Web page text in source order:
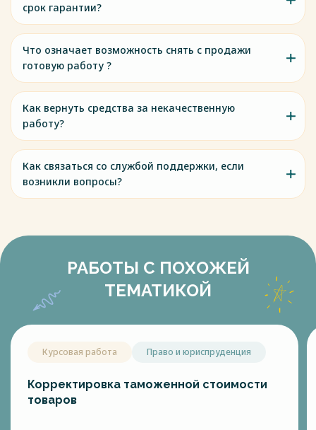
срок гарантии?
Что означает возможность снять с продажи
готовую работу ?
Как вернуть средства за некачественную
работу?
Как связаться со службой поддержки, если
возникли вопросы?
РАБОТЫ С ПОХОЖЕЙ
ТЕМАТИКОЙ
Курсовая работа Право и юриспруденция
Корректировка таможенной стоимости
товаров